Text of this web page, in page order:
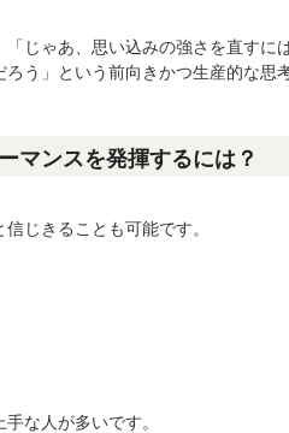
じゃあ、思い込みの強さを直すに
う」という前向きかつ生産的な思
マンスを発揮するには？
じきることも可能です。
な人が多いです。